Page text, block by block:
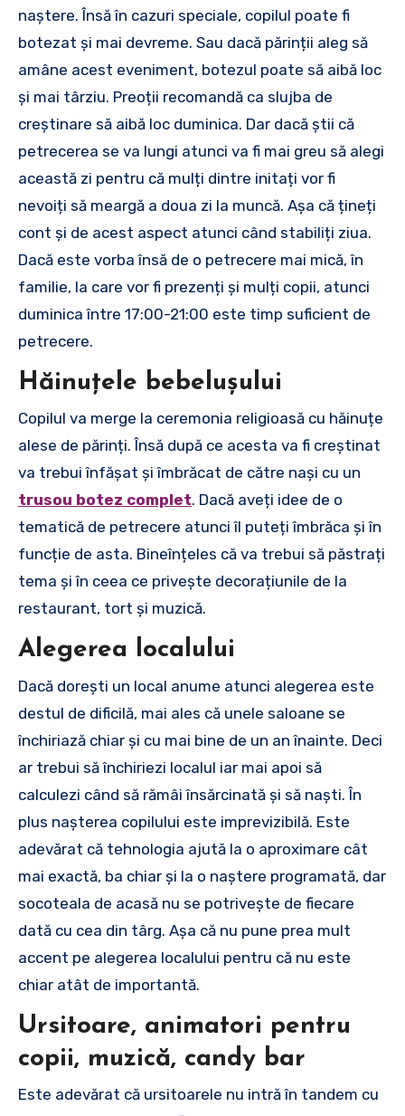
naștere. Însă în cazuri speciale, copilul poate fi
botezat și mai devreme. Sau dacă părinții aleg să
amâne acest eveniment, botezul poate să aibă loc
și mai târziu. Preoții recomandă ca slujba de
creștinare să aibă loc duminica. Dar dacă știi că
petrecerea se va lungi atunci va fi mai greu să alegi
această zi pentru că mulți dintre initați vor fi
nevoiți să meargă a doua zi la muncă. Așa că țineți
cont și de acest aspect atunci când stabiliți ziua.
Dacă este vorba însă de o petrecere mai mică, în
familie, la care vor fi prezenți și mulți copii, atunci
duminica între 17:00-21:00 este timp suficient de
petrecere.
Hăinuțele bebelușului
Copilul va merge la ceremonia religioasă cu hăinuțe
alese de părinți. Însă după ce acesta va fi creștinat
va trebui înfășat și îmbrăcat de către nași cu un
trusou botez complet. Dacă aveți idee de o
tematică de petrecere atunci îl puteți îmbrăca și în
funcție de asta. Bineînțeles că va trebui să păstrați
tema și în ceea ce privește decorațiunile de la
restaurant, tort și muzică.
Alegerea localului
Dacă dorești un local anume atunci alegerea este
destul de dificilă, mai ales că unele saloane se
închiriază chiar și cu mai bine de un an înainte. Deci
ar trebui să închiriezi localul iar mai apoi să
calculezi când să rămâi însărcinată și să naști. În
plus nașterea copilului este imprevizibilă. Este
adevărat că tehnologia ajută la o aproximare cât
mai exactă, ba chiar și la o naștere programată, dar
socoteala de acasă nu se potrivește de fiecare
dată cu cea din târg. Așa că nu pune prea mult
accent pe alegerea localului pentru că nu este
chiar atât de importantă.
Ursitoare, animatori pentru
copii, muzică, candy bar
Este adevărat că ursitoarele nu intră în tandem cu